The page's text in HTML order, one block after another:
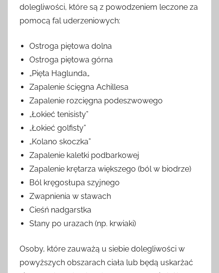
dolegliwości, które są z powodzeniem leczone za
pomocą fal uderzeniowych:
Ostroga piętowa dolna
Ostroga piętowa górna
„Pięta Haglunda„
Zapalenie ścięgna Achillesa
Zapalenie rozcięgna podeszwowego
„Łokieć tenisisty”
„Łokieć golfisty”
„Kolano skoczka”
Zapalenie kaletki podbarkowej
Zapalenie krętarza większego (ból w biodrze)
Ból kręgosłupa szyjnego
Zwapnienia w stawach
Cieśń nadgarstka
Stany po urazach (np. krwiaki)
Osoby, które zauważą u siebie dolegliwości w
powyższych obszarach ciała lub będą uskarżać